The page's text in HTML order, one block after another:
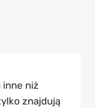
inne niż
znajdują